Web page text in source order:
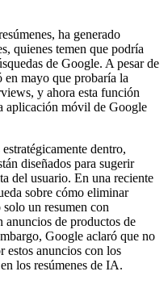
ha generado
quienes temen que podría
de Google. A pesar de
en mayo que probaría la
y ahora esta función
aplicación móvil de Google
dentro,
diseñados para sugerir
del usuario. En una reciente
sobre cómo eliminar
solo un resumen con
anuncios de productos de
Google aclaró que no
estos anuncios con los
los resúmenes de IA.